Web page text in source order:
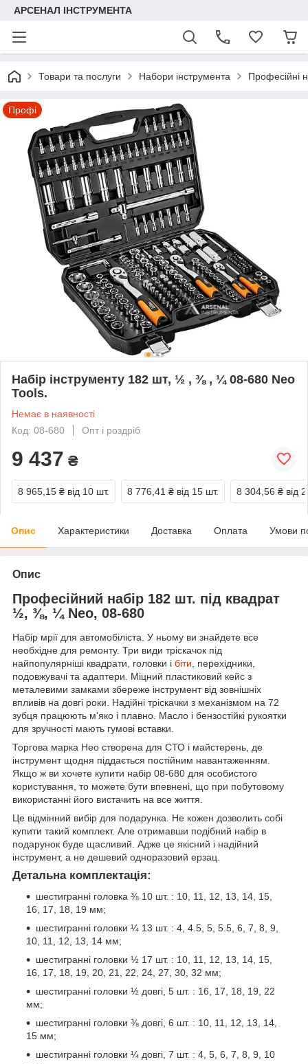
АРСЕНАЛ ІНСТРУМЕНТА
Товари та послуги Набори інструмента Професійні
Профі
Набір інструменту 182 шт, ½ , ⅜ , ¼ 08-680 Neo
Tools.
Немає в наявності
Код: 08-680
Опт і роздріб
9 437 ₴
8 965,15 ₴ від 10 шт. 8 776,41 ₴ від 15 шт. 8 304,56 ₴ від
Опис Характеристики Доставка Оплата Умови
Опис
Професійний набір 182 шт. під квадрат
½, ⅜, ¼ Neo, 08-680
Набір мрії для автомобіліста. У ньому ви знайдете все
необхідне для ремонту. Три види тріскачок під
найпопулярніші квадрати, головки і біти, перехідники,
подовжувачі та адаптери. Міцний пластиковий кейс з
металевими замками збереже інструмент від зовнішніх
впливів на довгі роки. Надійні тріскачки з механізмом на 72
зубця працюють м'яко і плавно. Масло і бензостійкі рукоятки
для зручності мають гумові вставки.
Торгова марка Нео створена для СТО і майстерень, де
інструмент щодня піддається постійним навантаженням.
Якщо ж ви хочете купити набір 08-680 для особистого
користування, то можете бути впевнені, що при побутовому
використанні його вистачить на все життя.
Це відмінний вибір для подарунка. Не кожен дозволить собі
купити такий комплект. Але отримавши подібний набір в
подарунок буде щасливий. Адже це якісний і надійний
інструмент, а не дешевий одноразовий ерзац.
Детальна комплектація:
шестигранні головка ⅜ 10 шт. : 10, 11, 12, 13, 14, 15,
16, 17, 18, 19 мм;
шестигранні головки ¼ 13 шт. : 4, 4.5, 5, 5.5, 6, 7, 8, 9,
10, 11, 12, 13, 14 мм;
шестигранні головки ½ 17 шт. : 10, 11, 12, 13, 14, 15,
16, 17, 18, 19, 20, 21, 22, 24, 27, 30, 32 мм;
шестигранні головки ½ довгі, 5 шт. : 16, 17, 18, 19, 22
мм;
шестигранні головки ⅜ довгі, 6 шт. : 10, 11, 12, 13, 14,
15 мм;
шестигранні головки ¼ довгі, 7 шт. : 4, 5, 6, 7, 8, 9, 10